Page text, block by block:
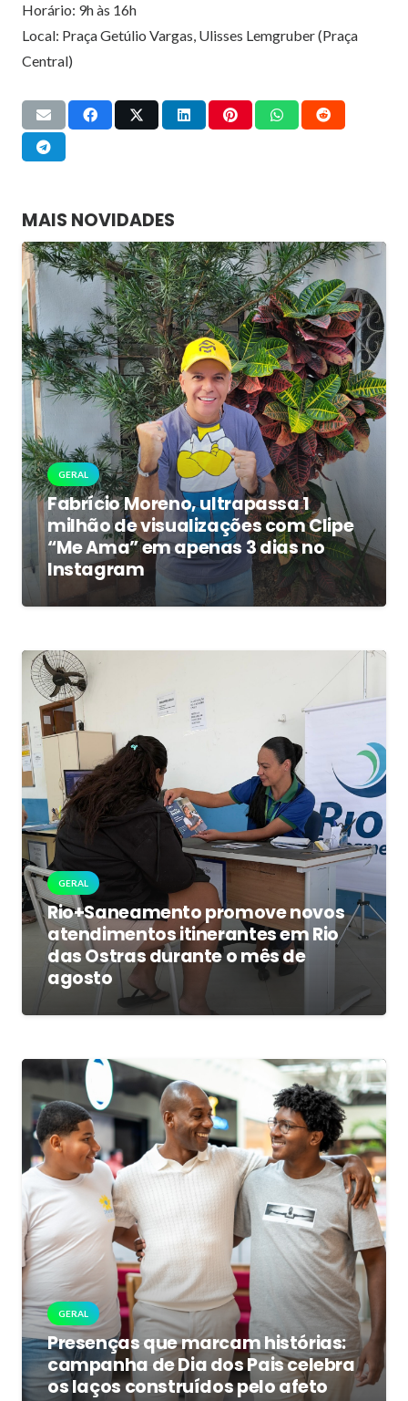
Horário: 9h às 16h
Local: Praça Getúlio Vargas, Ulisses Lemgruber (Praça
Central)
MAIS NOVIDADES
GERAL
Fabrício Moreno, ultrapassa 1
milhão de visualizações com Clipe
“Me Ama” em apenas 3 dias no
Instagram
GERAL
Rio+Saneamento promove novos
atendimentos itinerantes em Rio
das Ostras durante o mês de
agosto
GERAL
Presenças que marcam histórias:
campanha de Dia dos Pais celebra
os laços construídos pelo afeto